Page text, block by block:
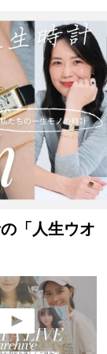
「人生ウオ